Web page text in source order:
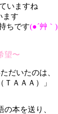
いますね
ます
ちです(●´艸｀)
望〜
だいたのは、
ＡＡＡ）」
本を送り、